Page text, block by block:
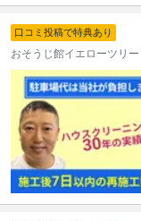
口コミ投稿で特典あり
おそうじ館イエローツリー